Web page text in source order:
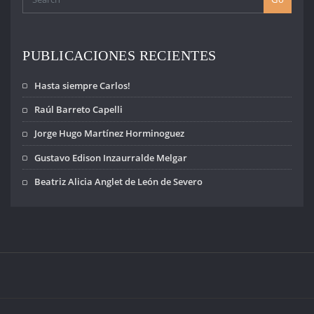
PUBLICACIONES RECIENTES
Hasta siempre Carlos!
Raúl Barreto Capelli
Jorge Hugo Martínez Horminoguez
Gustavo Edison Inzaurralde Melgar
Beatriz Alicia Anglet de León de Severo